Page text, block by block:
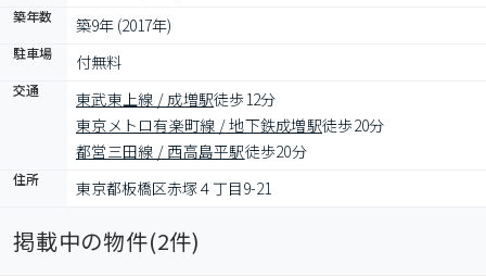
築年数 築9年 (2017年)
駐車場 付無料
交通 東武東上線 / 成増駅徒歩12分
東京メトロ有楽町線 / 地下鉄成増駅徒歩20分
都営三田線 / 西高島平駅徒歩20分
住所 東京都板橋区赤塚４丁目9-21
掲載中の物件(2件)